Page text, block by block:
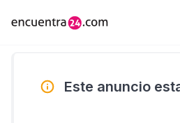
Este anuncio